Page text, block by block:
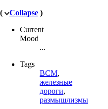
( Collapse )
Current
Mood
...
Tags
ВСМ,
железные
дороги,
размышлизмы